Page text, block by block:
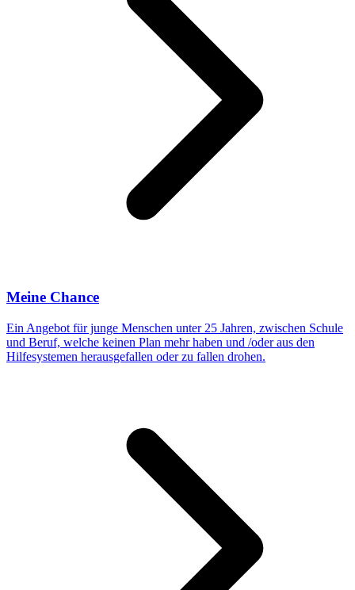
Meine Chance
Ein Angebot für junge Menschen unter 25 Jahren, zwischen Schule
und Beruf, welche keinen Plan mehr haben und /oder aus den
Hilfesystemen herausgefallen oder zu fallen drohen.